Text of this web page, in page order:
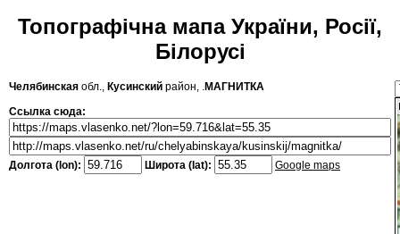
Топографічна мапа України, Росії,
Білорусі
Челябинская обл., Кусинский район, .МАГНИТКА
Ссылка сюда:
Долгота (lon): Широта (lat): Google maps